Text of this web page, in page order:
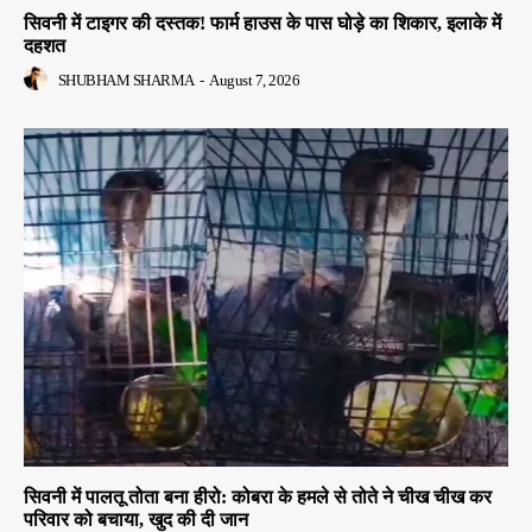
सिवनी में टाइगर की दस्तक! फार्म हाउस के पास घोड़े का शिकार, इलाके में
दहशत
SHUBHAM SHARMA - August 7, 2026
सिवनी में पालतू तोता बना हीरो: कोबरा के हमले से तोते ने चीख चीख कर
परिवार को बचाया, खुद की दी जान